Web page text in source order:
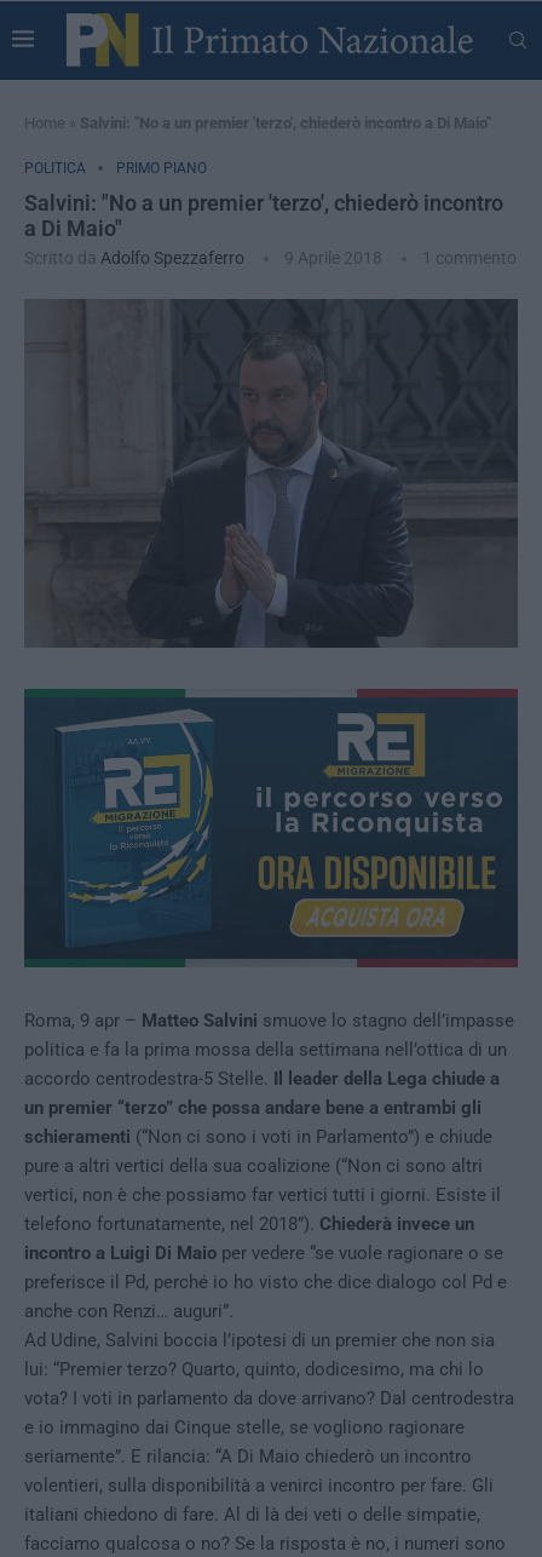
Home » Salvini: "No a un premier 'terzo', chiederò incontro a Di Maio"
POLITICA PRIMO PIANO
Salvini: "No a un premier 'terzo', chiederò incontro
a Di Maio"
Scritto da Adolfo Spezzaferro 9 Aprile 2018 1 commento
Roma, 9 apr – Matteo Salvini smuove lo stagno dell’impasse
politica e fa la prima mossa della settimana nell’ottica di un
accordo centrodestra-5 Stelle. Il leader della Lega chiude a
un premier “terzo” che possa andare bene a entrambi gli
schieramenti (“Non ci sono i voti in Parlamento”) e chiude
pure a altri vertici della sua coalizione (“Non ci sono altri
vertici, non è che possiamo far vertici tutti i giorni. Esiste il
telefono fortunatamente, nel 2018”). Chiederà invece un
incontro a Luigi Di Maio per vedere “se vuole ragionare o se
preferisce il Pd, perché io ho visto che dice dialogo col Pd e
anche con Renzi… auguri”.
Ad Udine, Salvini boccia l’ipotesi di un premier che non sia
lui: “Premier terzo? Quarto, quinto, dodicesimo, ma chi lo
vota? I voti in parlamento da dove arrivano? Dal centrodestra
e io immagino dai Cinque stelle, se vogliono ragionare
seriamente”. E rilancia: “A Di Maio chiederò un incontro
volentieri, sulla disponibilità a venirci incontro per fare. Gli
italiani chiedono di fare. Al di là dei veti o delle simpatie,
facciamo qualcosa o no? Se la risposta è no, i numeri sono